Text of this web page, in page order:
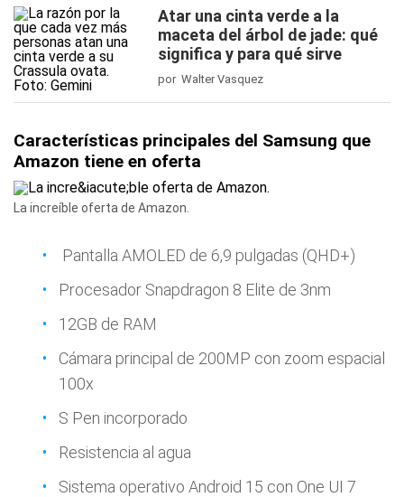
Atar una cinta verde a la
maceta del árbol de jade: qué
significa y para qué sirve
por Walter Vasquez
Características principales del Samsung que
Amazon tiene en oferta
La increíble oferta de Amazon.
Pantalla AMOLED de 6,9 pulgadas (QHD+)
Procesador Snapdragon 8 Elite de 3nm
12GB de RAM
Cámara principal de 200MP con zoom espacial
100x
S Pen incorporado
Resistencia al agua
Sistema operativo Android 15 con One UI 7